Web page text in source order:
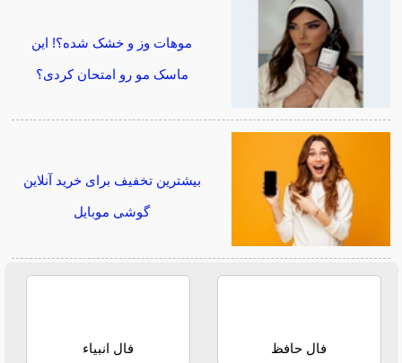
موهات وز و خشک شده؟! این
ماسک مو رو امتحان کردی؟
بیشترین تخفیف برای خرید آنلاین
گوشی موبایل
فال حافظ فال انبیاء